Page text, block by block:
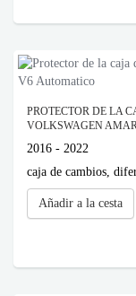
PROTECTOR DE LA
VOLKSWAGEN
2016 - 2022
caja de cambios,
Añadir a la cesta